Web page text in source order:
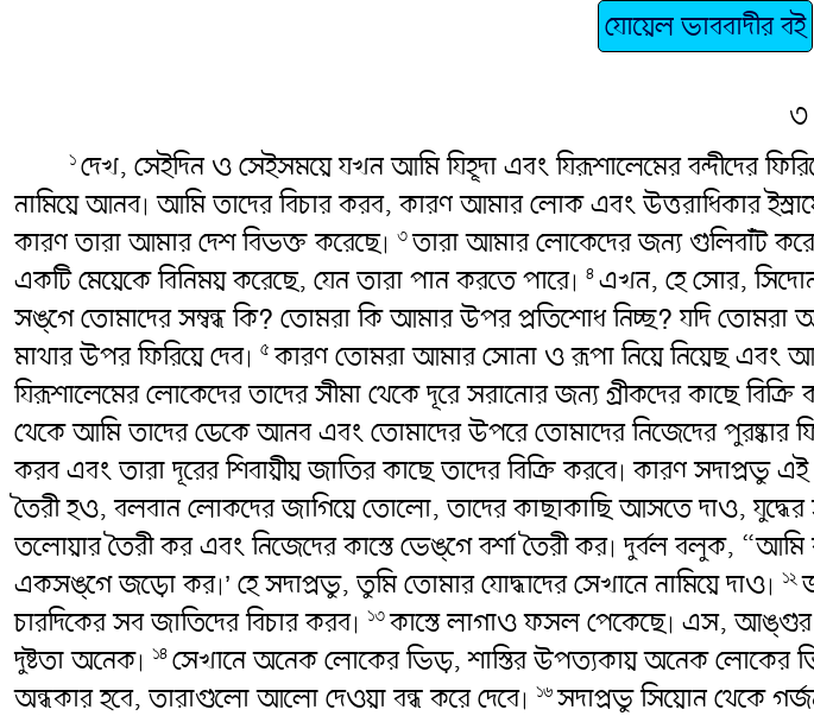
যোয়েল ভাববাদীর বই
৩
১ দেখ, সেইদিন ও সেইসময়ে যখন আমি যিহূদা এবং যিরূশালেমের বন্দীদের
নামিয়ে আনব৷ আমি তাদের বিচার করব, কারণ আমার লোক এবং উত্তরাধিকার
কারণ তারা আমার দেশ বিভক্ত করেছে৷ ৩তারা আমার লোকেদের জন্য গুলিবাঁট
একটি মেয়েকে বিনিময় করেছে, যেন তারা পান করতে পারে৷ ৪ এখন, হে সোর,
সঙ্গে তোমাদের সম্বন্ধ কি? তোমরা কি আমার উপর প্রতিশোধ নিচ্ছ? যদি
মাথার উপর ফিরিয়ে দেব৷ ৫কারণ তোমরা আমার সোনা ও রূপা নিয়ে নিয়েছ এবং
যিরূশালেমের লোকেদের তাদের সীমা থেকে দূরে সরানোর জন্য গ্রীকদের কাছে বিক্রি
থেকে আমি তাদের ডেকে আনব এবং তোমাদের উপরে তোমাদের নিজেদের পুরষ্কার
করব এবং তারা দূরের শিবায়ীয় জাতির কাছে তাদের বিক্রি করবে৷ কারণ সদাপ্রভু
তৈরী হও, বলবান লোকদের জাগিয়ে তোলো, তাদের কাছাকাছি আসতে দাও, যুদ্ধের
তলোয়ার তৈরী কর এবং নিজেদের কাস্তে ভেঙ্গে বর্শা তৈরী কর৷ দুর্বল বলুক, “আমি
একসঙ্গে জড়ো কর৷’ হে সদাপ্রভু, তুমি তোমার যোদ্ধাদের সেখানে নামিয়ে দাও৷ ১২
চারদিকের সব জাতিদের বিচার করব৷ ১৩কাস্তে লাগাও ফসল পেকেছে৷ এস, আঙ্গুর
দুষ্টতা অনেক৷ ১৪ সেখানে অনেক লোকের ভিড়, শাস্তির উপত্যকায় অনেক লোকের
অন্ধকার হবে, তারাগুলো আলো দেওয়া বন্ধ করে দেবে৷ ১৬সদাপ্রভু সিয়োন থেকে